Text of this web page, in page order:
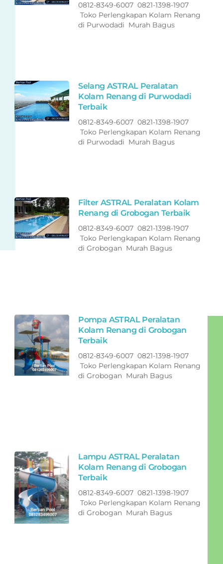
0812-8349-6007 0821-1398-1907
Toko Perlengkapan Kolam Renang
di Purwodadi Murah Bagus
Selang ASTRAL Peralatan
Kolam Renang di Purwodadi
Terbaik
0812-8349-6007 0821-1398-1907
Toko Perlengkapan Kolam Renang
di Purwodadi Murah Bagus
Filter ASTRAL Peralatan Kolam
Renang di Grobogan Terbaik
0812-8349-6007 0821-1398-1907
Toko Perlengkapan Kolam Renang
di Grobogan Murah Bagus
Pompa ASTRAL Peralatan
Kolam Renang di Grobogan
Terbaik
0812-8349-6007 0821-1398-1907
Toko Perlengkapan Kolam Renang
di Grobogan Murah Bagus
Lampu ASTRAL Peralatan
Kolam Renang di Grobogan
Terbaik
0812-8349-6007 0821-1398-1907
Toko Perlengkapan Kolam Renang
di Grobogan Murah Bagus